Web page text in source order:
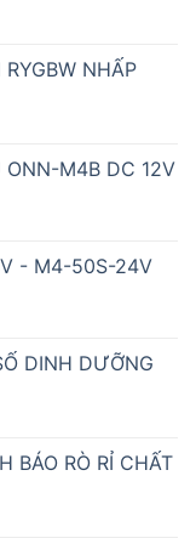
NHẤP
ONN-M4B DC 12V
- M4-50S-24V
DINH DƯỠNG
BÁO RÒ RỈ CHẤT